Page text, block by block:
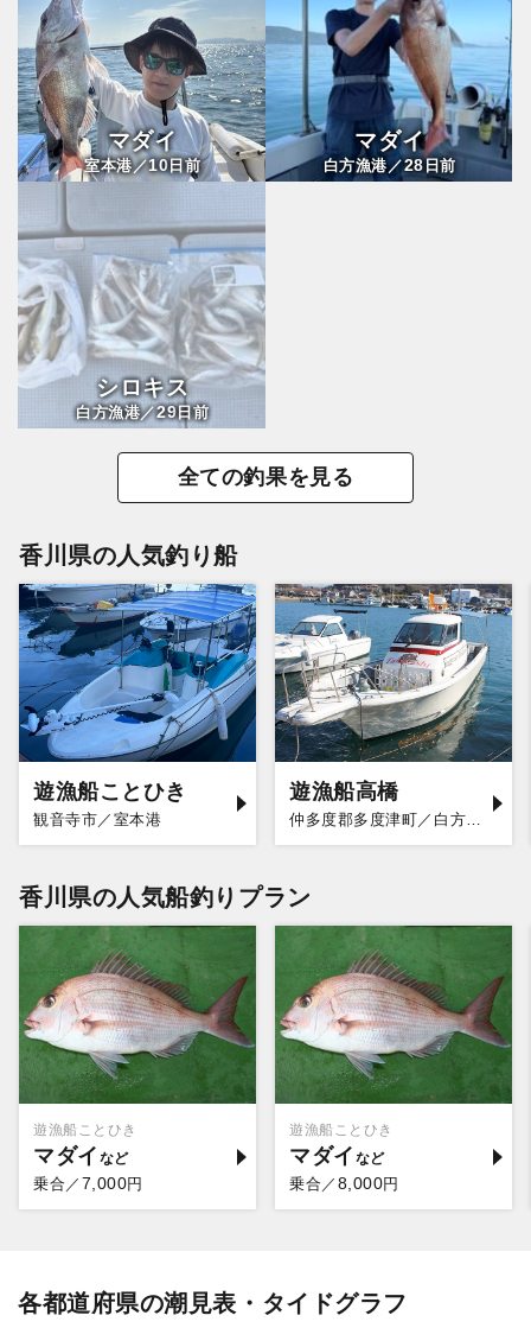
マダイ
室本港／10日前
マダイ
白方漁港／28日前
シロキス
白方漁港／29日前
全ての釣果を見る
香川県の人気釣り船
遊漁船ことひき
観音寺市／室本港
遊漁船高橋
仲多度郡多度津町／白方漁港
香川県の人気船釣りプラン
遊漁船ことひき
マダイ
乗合／ 7,000円
遊漁船ことひき
マダイ
乗合／ 8,000円
各都道府県の潮見表・タイドグラフ